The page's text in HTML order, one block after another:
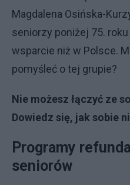
Magdalena Osińska-
seniorzy poniżej 75.
wsparcie niż w Polsce.
pomyśleć o tej grupie?
Nie możesz łączyć ze
Dowiedz się, jak sobie
Programy
seniorów